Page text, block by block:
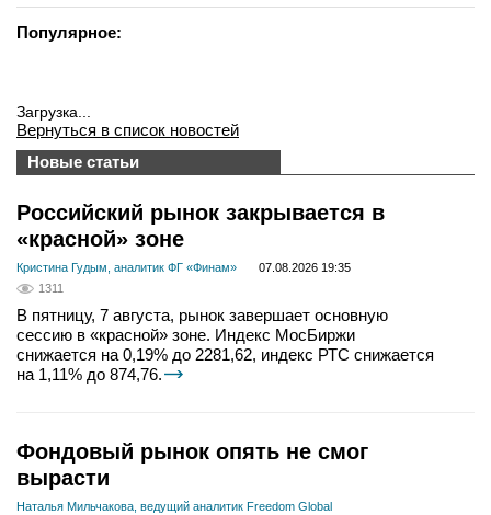
Популярное:
Загрузка...
Вернуться в список новостей
Новые статьи
Российский рынок закрывается в
«красной» зоне
Кристина Гудым, аналитик ФГ «Финам»
07.08.2026 19:35
1311
В пятницу, 7 августа, рынок завершает основную
сессию в «красной» зоне. Индекс МосБиржи
снижается на 0,19% до 2281,62, индекс РТС снижается
на 1,11% до 874,76.
Фондовый рынок опять не смог
вырасти
Наталья Мильчакова, ведущий аналитик Freedom Global